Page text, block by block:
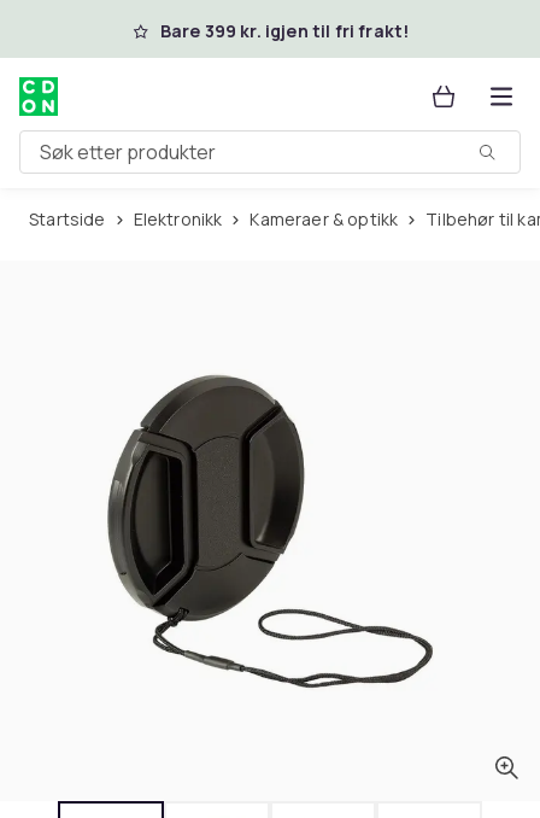
Hopp til hovedinnholdBare 399 kr. igjen til fri frakt!
Søk etter produkter
Startside Elektronikk Kameraer & optikk Tilbehør til